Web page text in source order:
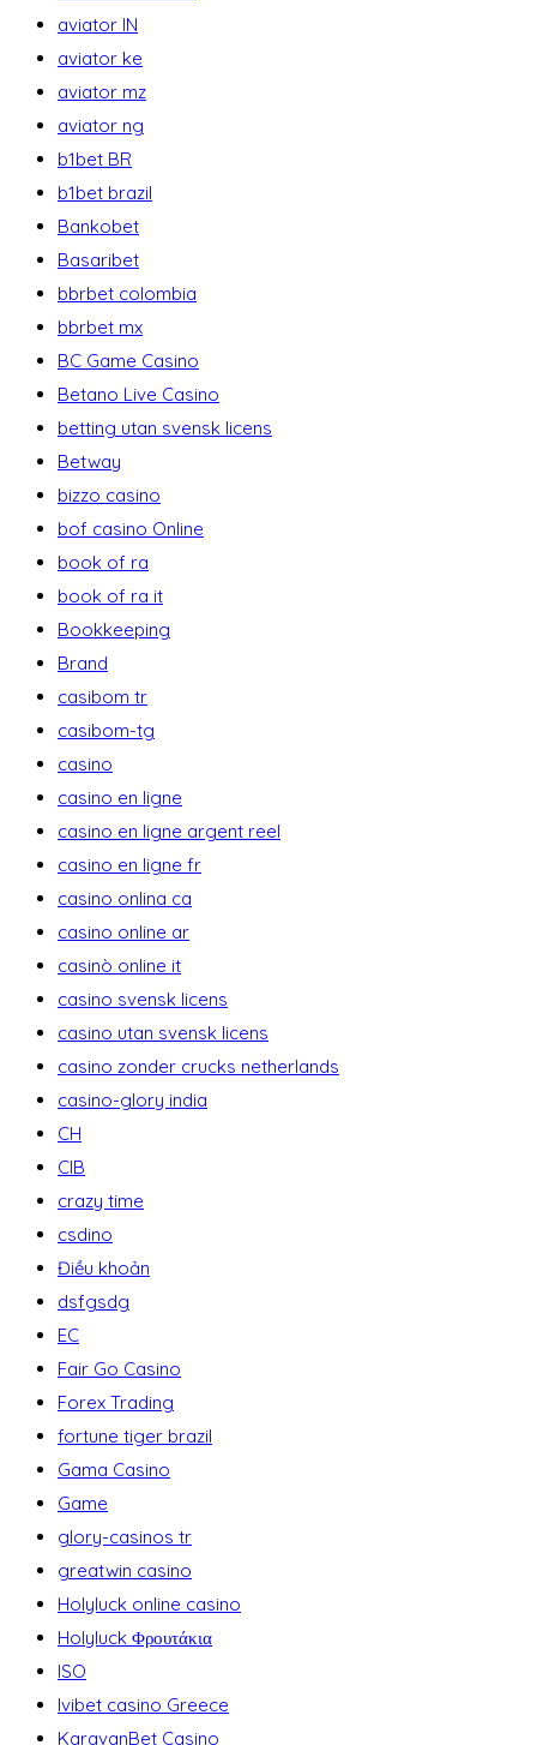
aviator IN
aviator ke
aviator mz
aviator ng
b1bet BR
b1bet brazil
Bankobet
Basaribet
bbrbet colombia
bbrbet mx
BC Game Casino
Betano Live Casino
betting utan svensk licens
Betway
bizzo casino
bof casino Online
book of ra
book of ra it
Bookkeeping
Brand
casibom tr
casibom-tg
casino
casino en ligne
casino en ligne argent reel
casino en ligne fr
casino onlina ca
casino online ar
casinò online it
casino svensk licens
casino utan svensk licens
casino zonder crucks netherlands
casino-glory india
CH
CIB
crazy time
csdino
Điều khoản
dsfgsdg
EC
Fair Go Casino
Forex Trading
fortune tiger brazil
Gama Casino
Game
glory-casinos tr
greatwin casino
Holyluck online casino
Holyluck Φρουτάκια
ISO
Ivibet casino Greece
KaravanBet Casino